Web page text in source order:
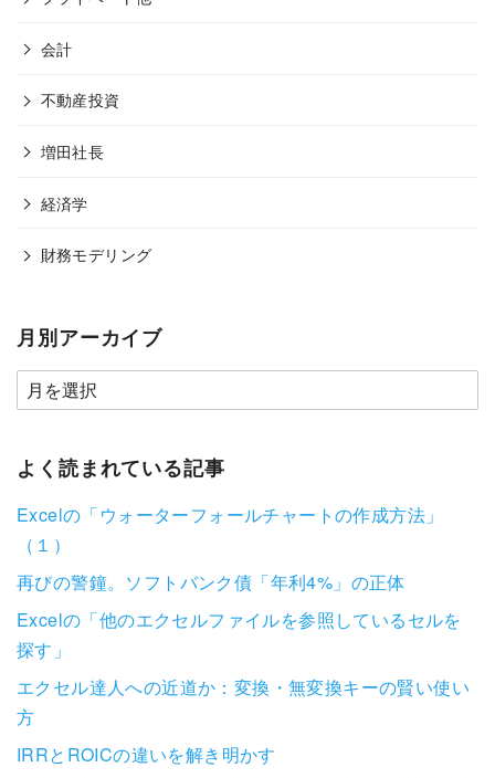
会計
不動産投資
増田社長
経済学
財務モデリング
月別アーカイブ
よく読まれている記事
Excelの「ウォーターフォールチャートの作成方法」
（１）
再びの警鐘。ソフトバンク債「年利4%」の正体
Excelの「他のエクセルファイルを参照しているセルを
探す」
エクセル達人への近道か：変換・無変換キーの賢い使い
方
IRRとROICの違いを解き明かす